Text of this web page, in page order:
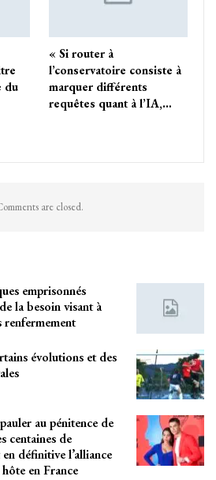
du
« Si router à
l’conservatoire consiste à
marquer différents
requêtes quant à l’IA,…
are closed.
emprisonnés
la besoin visant à
renfermement
évolutions et des
au pénitence de
centaines de
définitive l’alliance
en France